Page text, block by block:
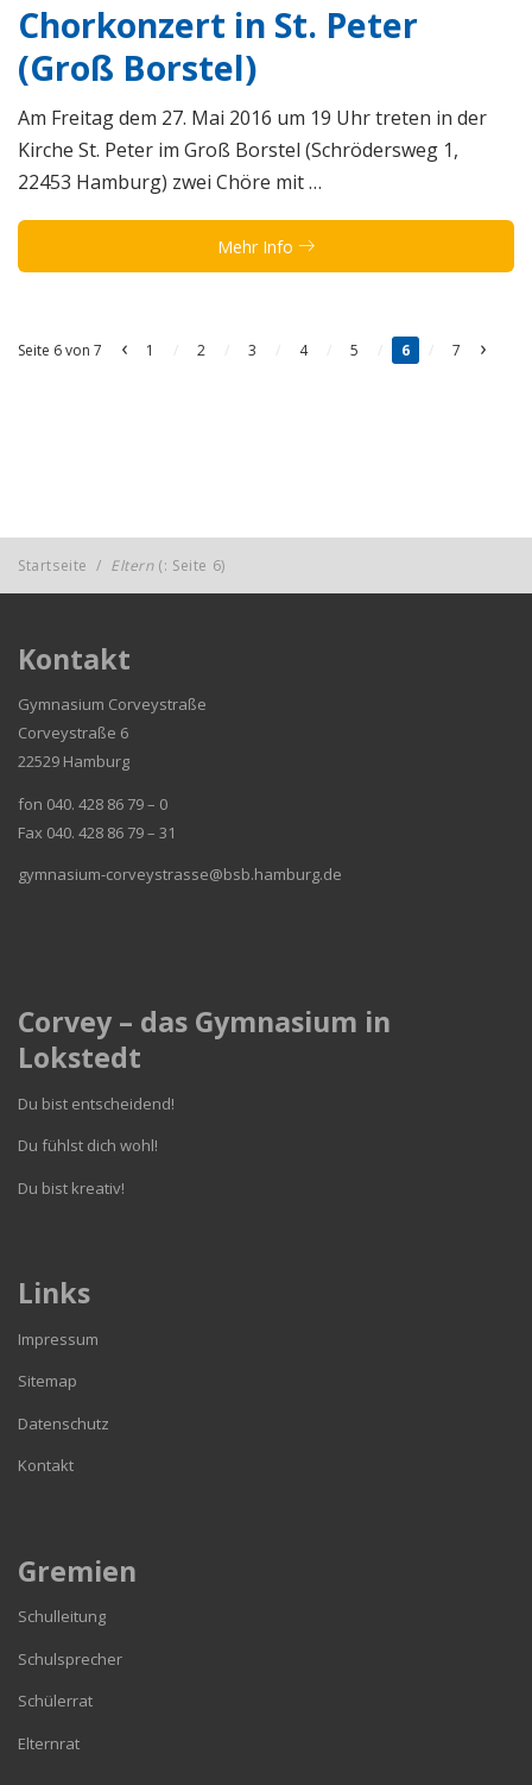
Chorkonzert in St. Peter
(Groß Borstel)
Am Freitag dem 27. Mai 2016 um 19 Uhr treten in der
Kirche St. Peter im Groß Borstel (Schrödersweg 1,
22453 Hamburg) zwei Chöre mit …
Mehr Info
Seite 6 von 7 ‹ 1 2 3 4 5 6 7 ›
Startseite / Eltern(: Seite 6)
Kontakt
Gymnasium Corveystraße
Corveystraße 6
22529 Hamburg
fon 040. 428 86 79 – 0
Fax 040. 428 86 79 – 31
gymnasium-corveystrasse@bsb.hamburg.de
Corvey – das Gymnasium in
Lokstedt
Du bist entscheidend!
Du fühlst dich wohl!
Du bist kreativ!
Links
Impressum
Sitemap
Datenschutz
Kontakt
Gremien
Schulleitung
Schulsprecher
Schülerrat
Elternrat